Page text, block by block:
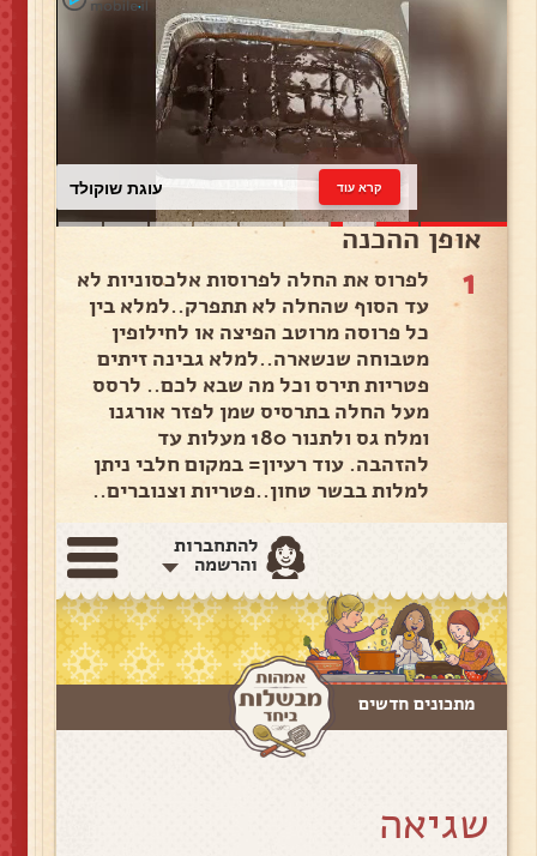
עוגת שוקולד קרא עוד
אופן ההכנה
1
לפרוס את החלה לפרוסות אלכסוניות לא
עד הסוף שהחלה לא תתפרק..למלא בין
כל פרוסה מרוטב הפיצה או לחילופין
מטבוחה שנשארה..למלא גבינה זיתים
פטריות תירס וכל מה שבא לכם.. לרסס
מעל החלה בתרסיס שמן לפזר אורגנו
ומלח גס ולתנור 180 מעלות עד
להזהבה. עוד רעיון= במקום חלבי ניתן
למלות בבשר טחון..פטריות וצנוברים..
להתחברות
והרשמה
מתכונים חדשים
שגיאה